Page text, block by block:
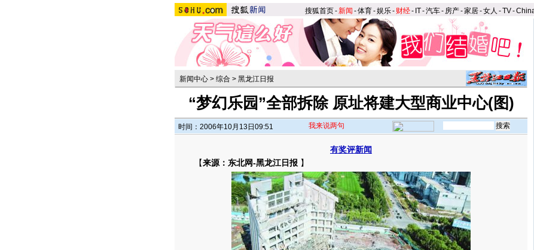
搜狐首页-新闻 -体育-娱乐- 财经- IT-汽车- 房产-家居-女人 -TV-
新闻中心 > 综合 > 黑龙江日报
“梦幻乐园”全部拆除 原址将建大型商业中心(图)
时间：2006年10月13日09:51 我来说两句
有奖评新闻
【来源：东北网-黑龙江日报 】